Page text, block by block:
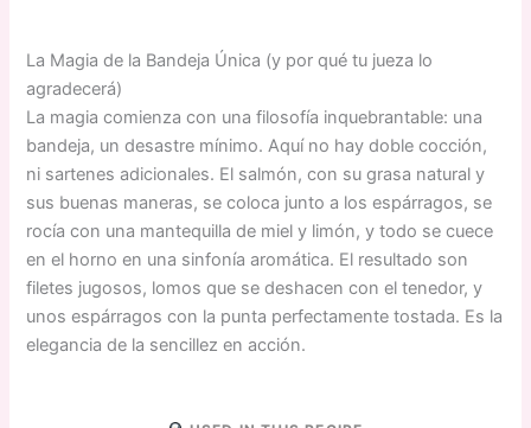
La Magia de la Bandeja Única (y por qué tu jueza lo
agradecerá)
La magia comienza con una filosofía inquebrantable: una
bandeja, un desastre mínimo. Aquí no hay doble cocción,
ni sartenes adicionales. El salmón, con su grasa natural y
sus buenas maneras, se coloca junto a los espárragos, se
rocía con una mantequilla de miel y limón, y todo se cuece
en el horno en una sinfonía aromática. El resultado son
filetes jugosos, lomos que se deshacen con el tenedor, y
unos espárragos con la punta perfectamente tostada. Es la
elegancia de la sencillez en acción.